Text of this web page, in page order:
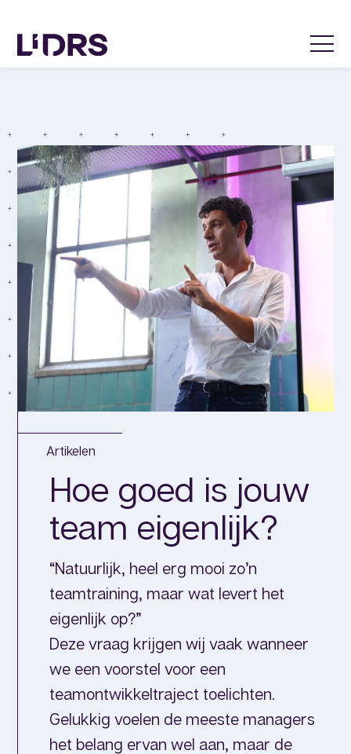
Hoe goed is jouw
team eigenlijk?
“Natuurlijk, heel erg mooi zo’n
teamtraining, maar wat levert het
eigenlijk op?”
Deze vraag krijgen wij vaak wanneer
we een voorstel voor een
teamontwikkeltraject toelichten.
Gelukkig voelen de meeste managers
het belang ervan wel aan, maar de
Artikelen